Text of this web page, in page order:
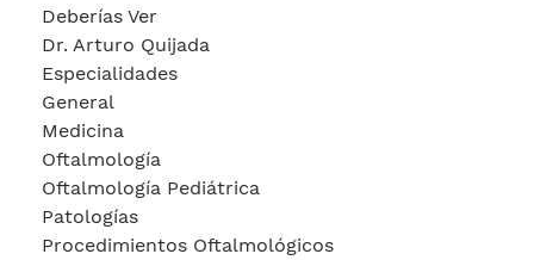
Deberías Ver
Dr. Arturo Quijada
Especialidades
General
Medicina
Oftalmología
Oftalmología Pediátrica
Patologías
Procedimientos Oftalmológicos